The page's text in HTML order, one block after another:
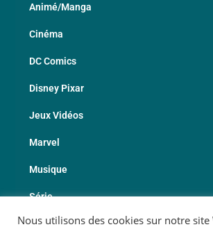
Animé/Manga
Cinéma
DC Comics
Disney Pixar
Jeux Vidéos
Marvel
Musique
Série
Sport
Nous utilisons des cookies sur notre